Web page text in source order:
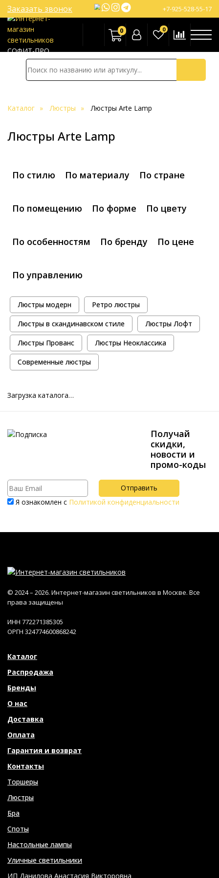
СОФИТ-ПРО
+7-925-528-55-17
Заказать звонок
0 0
Каталог Люстры Люстры Arte Lamp
Люстры Arte Lamp
По стилю По материалу По стране
По помещению По форме По цвету
По особенностям По бренду По цене
По управлению
Люстры модерн Ретро люстры
Люстры в скандинавском стиле Люстры Лофт
Люстры Прованс Люстры Неоклассика
Современные люстры
Загрузка каталога…
Получай
скидки,
новости и
промо-коды
Я ознакомлен с Политикой конфиденциальности
© 2024 – 2026. Интернет-магазин светильников в Москве. Все
права защищены
ИНН 772271385305
ОРГН 324774600868242
Каталог
Распродажа
Бренды
О нас
Доставка
Оплата
Гарантия и возврат
Контакты
Торшеры
Люстры
Бра
Споты
Настольные лампы
Уличные светильники
ИП Данилова Анастасия Викторовна